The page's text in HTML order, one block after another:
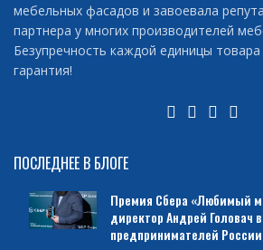
мебельных фасадов и завоевала
партнера у многих производителей
Безупречность каждой единицы
гарантия!
ПОСЛЕДНЕЕ В БЛОГЕ
Премия Сбера «Любимый
директор Андрей Головач
предпринимателей России